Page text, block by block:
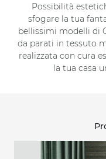
Possibilità
sfogare la tua
bellissimi modelli di
da parati in tessuto
realizzata con cura
la tua casa